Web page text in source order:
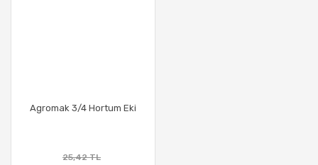
Agromak 3/4 Hortum Eki
25,42 TL